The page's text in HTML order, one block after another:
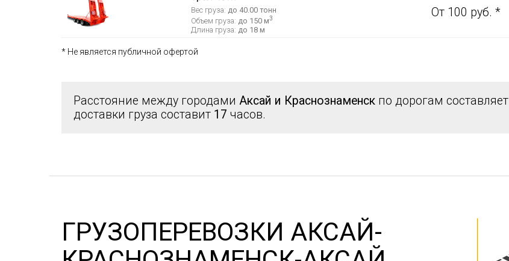
Вес груза: до 40.00 тонн
Объем груза: до 150 м3
Длина груза: до 18 м
От 100 руб. *
* Не является публичной офертой
Расстояние между городами Аксай и Краснознаменск по дорогам составляет
доставки груза составит 17 часов.
ГРУЗОПЕРЕВОЗКИ АКСАЙ-